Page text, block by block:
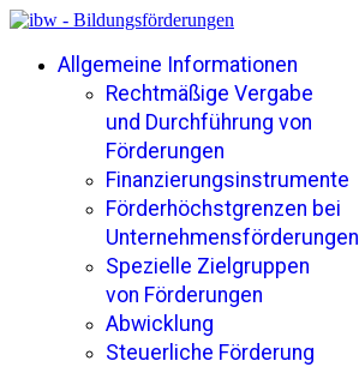
Allgemeine Informationen
Rechtmäßige Vergabe
und Durchführung von
Förderungen
Finanzierungsinstrumente
Förderhöchstgrenzen bei
Unternehmensförderungen
Spezielle Zielgruppen
von Förderungen
Abwicklung
Steuerliche Förderung